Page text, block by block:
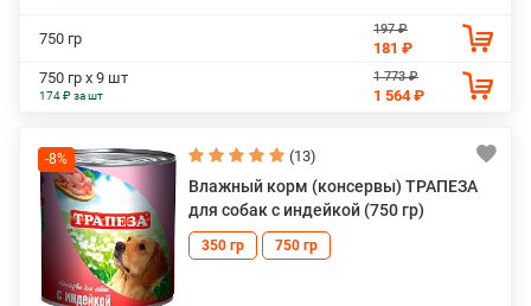
750 гр
197 ₽
181 ₽
750 гр х 9 шт
174 ₽ за шт
1 773 ₽
1 564 ₽
-8% (13)
Влажный корм (консервы) ТРАПЕЗА
для собак с индейкой (750 гр)
350 гр 750 гр